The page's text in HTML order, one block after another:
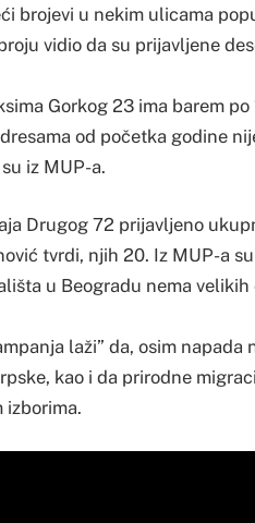
brojevi u nekim ulicama
vidio da su prijavljene
Gorkog 23 ima barem po
od početka godine
iz MUP-a.
Drugog 72 prijavljeno
tvrdi, njih 20. Iz MUP-a
u Beogradu nema
laži” da, osim napada
kao i da prirodne
izborima.